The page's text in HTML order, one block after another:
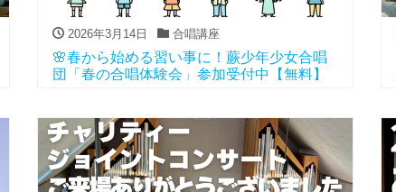
2026年3月14日 合唱講座
🌸春から始める習い事に！蕨少年少女合唱
団「春の合唱体験会」参加受付中【無料】